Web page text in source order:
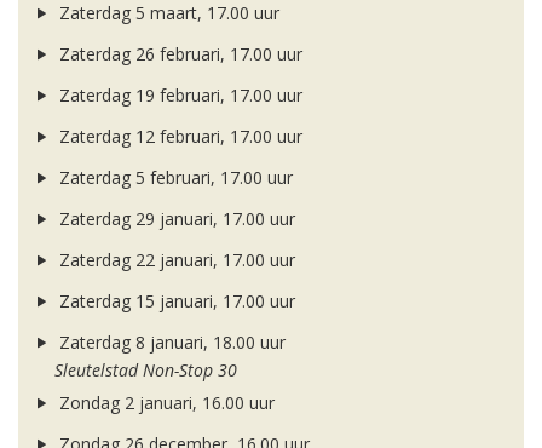
Zaterdag 5 maart, 17.00 uur
Zaterdag 26 februari, 17.00 uur
Zaterdag 19 februari, 17.00 uur
Zaterdag 12 februari, 17.00 uur
Zaterdag 5 februari, 17.00 uur
Zaterdag 29 januari, 17.00 uur
Zaterdag 22 januari, 17.00 uur
Zaterdag 15 januari, 17.00 uur
Zaterdag 8 januari, 18.00 uur
Sleutelstad Non-Stop 30
Zondag 2 januari, 16.00 uur